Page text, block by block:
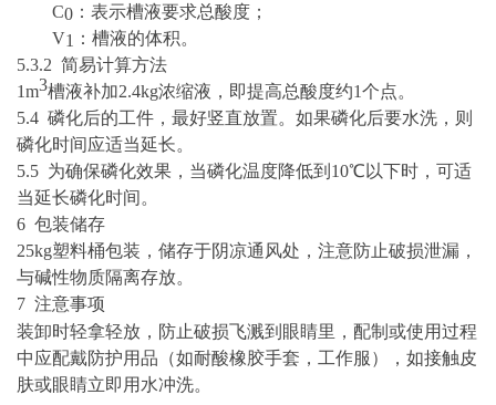
C0 ：表示槽液要求总酸度；
V1 ：槽液的体积。
5.3.2 简易计算方法
1m3槽液补加2.4kg浓缩液，即提高总酸度约1个点。
5.4 磷化后的工件，最好竖直放置。如果磷化后要水洗，则
磷化时间应适当延长。
5.5 为确保磷化效果，当磷化温度降低到 10℃以下时，可适
当延长磷化时间。
6 包装储存
25kg塑料桶包装，储存于阴凉通风处，注意防止破损泄漏，
与碱性物质隔离存放。
7 注意事项
装卸时轻拿轻放，防止破损飞溅到眼睛里，配制或使用过程
中应配戴防护用品（如耐酸橡胶手套，工作服），如接触皮
肤或眼睛立即用水冲洗。